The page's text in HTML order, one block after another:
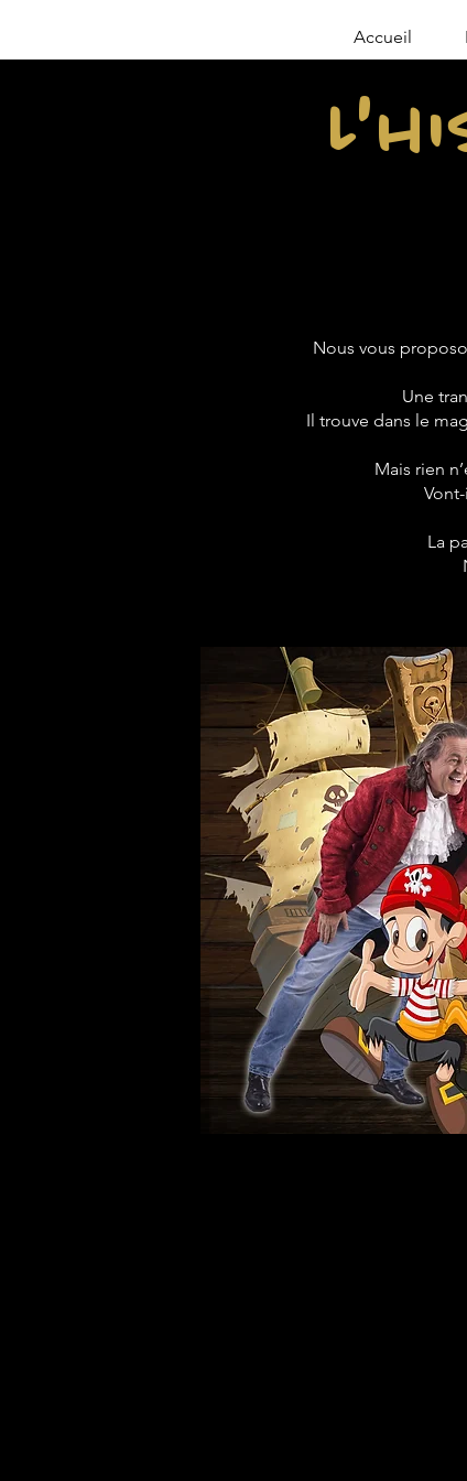
Accueil
Nous vous
Une
Il trouve dans le
Mais rien
La